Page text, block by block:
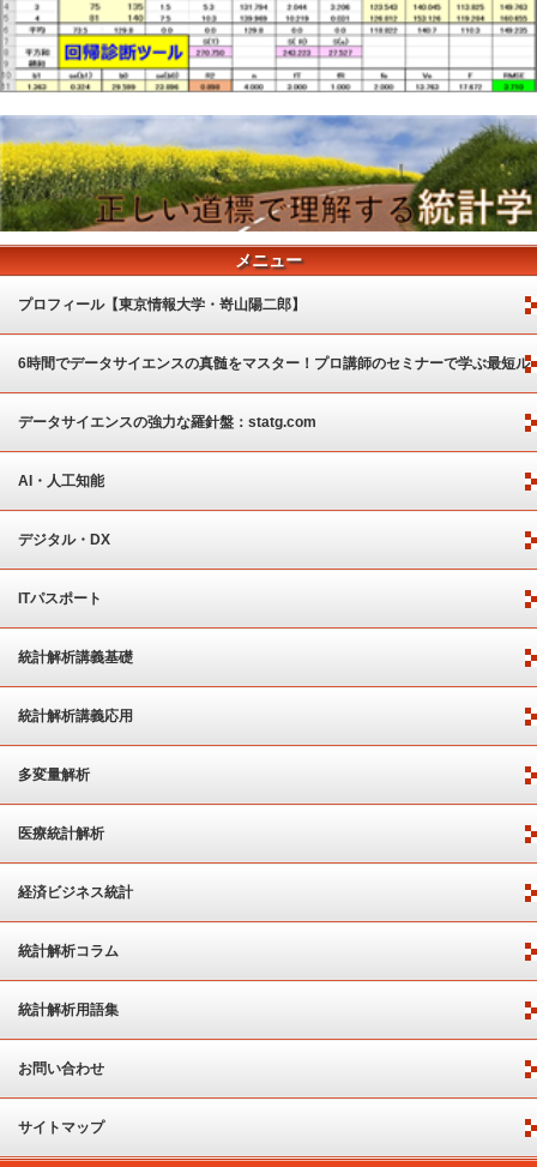
メニュー
プロフィール【東京情報大学・嵜山陽二郎】
6時間でデータサイエンスの真髄をマスター！プロ講師のセミナーで学ぶ最短ル
ート
データサイエンスの強力な羅針盤：statg.com
AI・人工知能
デジタル・DX
ITパスポート
統計解析講義基礎
統計解析講義応用
多変量解析
医療統計解析
経済ビジネス統計
統計解析コラム
統計解析用語集
お問い合わせ
サイトマップ